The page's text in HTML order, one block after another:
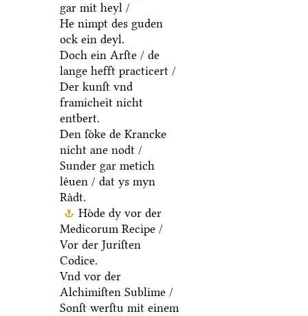
gar mit heyl /
He nimpt des guden
ock ein deyl.
Doch ein Arſte / de
lange hefft practicert /
Der kunſt vnd
framicheit nicht
entbert.
Den ſoͤke de Krancke
nicht ane nodt /
Sunder gar metich
leͤuen / dat ys myn
Raͤdt.
Hoͤde dy vor der
Medicorum Recipe /
Vor der Juriſten
Codice.
Vnd vor der
Alchimiſten Sublime /
Sonſt werſtu mit einem